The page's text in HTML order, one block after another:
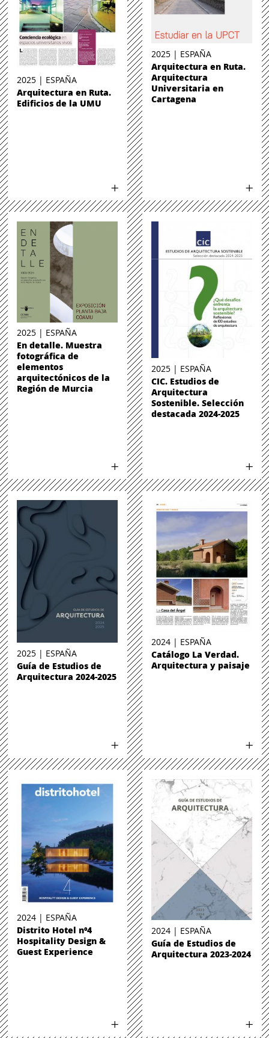
2025 | ESPAÑA
Arquitectura en Ruta.
Edificios de la UMU
2025 | ESPAÑA
Arquitectura en Ruta.
Arquitectura
Universitaria en
Cartagena
2025 | ESPAÑA
En detalle. Muestra
fotográfica de
elementos
arquitectónicos de la
Región de Murcia
2025 | ESPAÑA
CIC. Estudios de
Arquitectura
Sostenible. Selección
destacada 2024-2025
2025 | ESPAÑA
Guía de Estudios de
Arquitectura 2024-2025
2024 | ESPAÑA
Catálogo La Verdad.
Arquitectura y paisaje
2024 | ESPAÑA
Distrito Hotel nº4
Hospitality Design &
Guest Experience
2024 | ESPAÑA
Guía de Estudios de
Arquitectura 2023-2024